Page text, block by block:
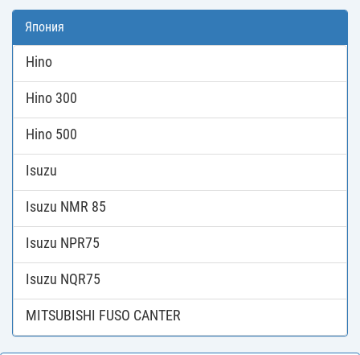
Япония
Hino
Hino 300
Hino 500
Isuzu
Isuzu NMR 85
Isuzu NPR75
Isuzu NQR75
MITSUBISHI FUSO CANTER